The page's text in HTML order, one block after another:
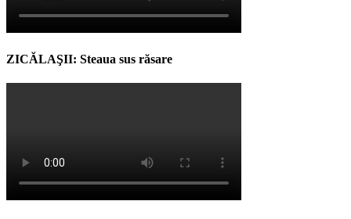
ZICĂLAŞII: Steaua sus răsare